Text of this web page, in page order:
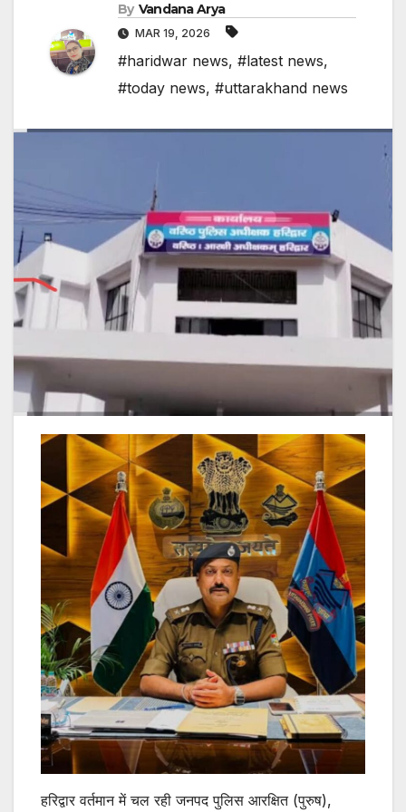
By Vandana Arya
MAR 19, 2026
#haridwar news, #latest news,
#today news, #uttarakhand news
हरिद्वार वर्तमान में चल रही जनपद पुलिस आरक्षित (पुरुष),